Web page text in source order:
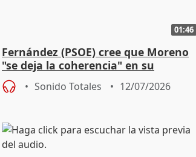
01:46
Fernández (PSOE) cree que Moreno
"se deja la coherencia" en su
acuerdo con Vox
Sonido Totales 12/07/2026